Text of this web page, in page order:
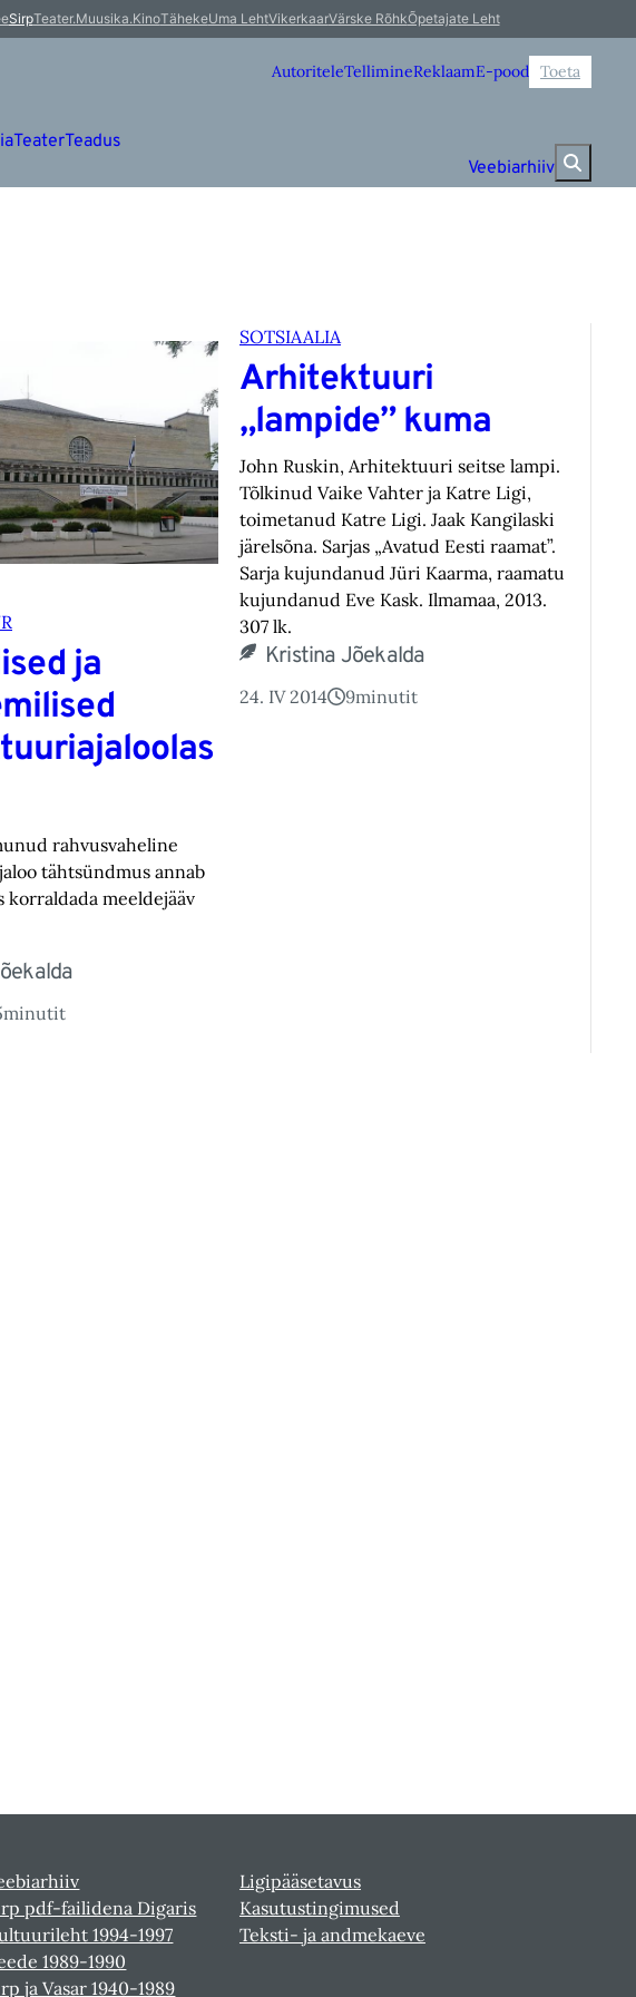
SirpTeater.Muusika.KinoTähekeUma LehtVikerkaarVärske RõhkÕpetajate Leht
AutoriteleTellimineReklaamE-pood Toeta
TeaterTeadus
Veebiarhiiv
ja
rahvusvaheline
tähtsündmus annab
korraldada meeldejääv
minutit
SOTSIAALIA
Arhitektuuri
„lampide” kuma
John Ruskin, Arhitektuuri seitse lampi.
Tõlkinud Vaike Vahter ja Katre Ligi,
toimetanud Katre Ligi. Jaak Kangilaski
järelsõna. Sarjas „Avatud Eesti raamat”.
Sarja kujundanud Jüri Kaarma, raamatu
kujundanud Eve Kask. Ilmamaa, 2013.
307 lk.
Kristina Jõekalda
24. IV 2014 9minutit
pdf-failidena Digaris
1994-1997
1989-1990
ja Vasar 1940-1989
Ligipääsetavus
Kasutustingimused
Teksti- ja andmekaeve